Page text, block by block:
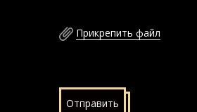
Прикрепить файл
Отправить